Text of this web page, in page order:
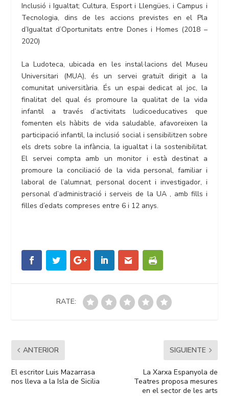
Inclusió i Igualtat; Cultura, Esport i Llengües, i Campus i
Tecnologia, dins de les accions previstes en el Pla
d’Igualtat d’Oportunitats entre Dones i Homes (2018 –
2020)
La Ludoteca, ubicada en les instal·lacions del Museu
Universitari (MUA), és un servei gratuït dirigit a la
comunitat universitària. És un espai dedicat al joc, la
finalitat del qual és promoure la qualitat de la vida
infantil a través d’activitats ludicoeducatives que
fomenten els hàbits de vida saludable, afavoreixen la
participació infantil, la inclusió social i sensibilitzen sobre
els drets sobre la infància, la igualtat i la sostenibilitat.
El servei compta amb un monitor i està destinat a
promoure la conciliació de la vida personal, familiar i
laboral de l’alumnat, personal docent i investigador, i
personal d’administració i serveis de la UA , amb fills i
filles d’edats compreses entre 6 i 12 anys.
RATE:
ANTERIOR
El escritor Luis Mazarrasa
nos lleva a la Isla de Sicilia
SIGUIENTE
La Xarxa Espanyola de
Teatres proposa mesures
en el sector de les arts